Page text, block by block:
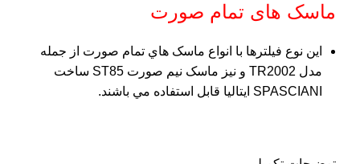
ماسک های تمام صورت
اين نوع فيلترها با انواع ماسک هاي تمام صورت از جمله
مدل TR2002 و نيز ماسک نيم صورت ST85 ساخت
SPASCIANI ايتاليا قابل استفاده مي باشند.